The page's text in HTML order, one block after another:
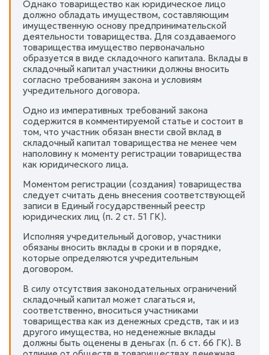
Однако товарищество как юридическое лицо
должно обладать имуществом, составляющим
имущественную основу предпринимательской
деятельности товарищества. Для создаваемого
товарищества имущество первоначально
образуется в виде складочного капитала. Вклады в
складочный капитал участники должны вносить
согласно требованиям закона и условиям
учредительного договора.
Одно из императивных требований закона
содержится в комментируемой статье и состоит в
том, что участник обязан внести свой вклад в
складочный капитал товарищества не менее чем
наполовину к моменту регистрации товарищества
как юридического лица.
Моментом регистрации (создания) товарищества
следует считать день внесения соответствующей
записи в Единый государственный реестр
юридических лиц (п. 2 ст. 51 ГК).
Исполняя учредительный договор, участники
обязаны вносить вклады в сроки и в порядке,
которые определяются учредительным
договором.
В силу отсутствия законодательных ограничений
складочный капитал может слагаться и,
соответственно, вноситься участниками
товарищества как из денежных средств, так и из
другого имущества, но неденежные вклады
должны быть оценены в деньгах (п. 6 ст. 66 ГК). В